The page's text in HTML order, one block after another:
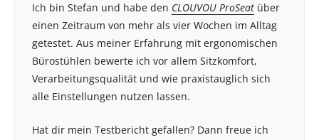
Ich bin Stefan und habe den CLOUVOU ProSeat über
einen Zeitraum von mehr als vier Wochen im Alltag
getestet. Aus meiner Erfahrung mit ergonomischen
Bürostühlen bewerte ich vor allem Sitzkomfort,
Verarbeitungsqualität und wie praxistauglich sich
alle Einstellungen nutzen lassen.
Hat dir mein Testbericht gefallen? Dann freue ich